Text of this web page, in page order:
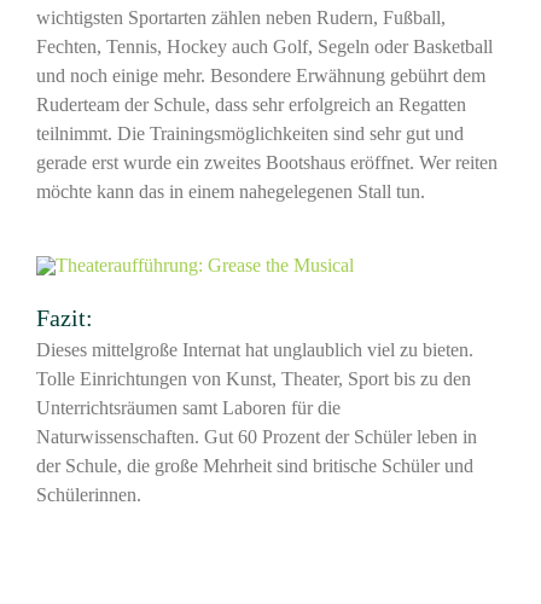
wichtigsten Sportarten zählen neben Rudern, Fußball,
Fechten, Tennis, Hockey auch Golf, Segeln oder Basketball
und noch einige mehr. Besondere Erwähnung gebührt dem
Ruderteam der Schule, dass sehr erfolgreich an Regatten
teilnimmt. Die Trainingsmöglichkeiten sind sehr gut und
gerade erst wurde ein zweites Bootshaus eröffnet. Wer reiten
möchte kann das in einem nahegelegenen Stall tun.
Fazit:
Dieses mittelgroße Internat hat unglaublich viel zu bieten.
Tolle Einrichtungen von Kunst, Theater, Sport bis zu den
Unterrichtsräumen samt Laboren für die
Naturwissenschaften. Gut 60 Prozent der Schüler leben in
der Schule, die große Mehrheit sind britische Schüler und
Schülerinnen.